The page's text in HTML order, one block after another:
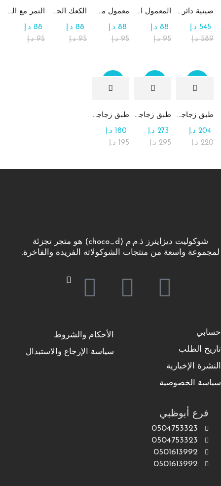
صينية دائرية كبيرة جداً من الشوكولاتة والرهش
589 د.إ
545 د.إ
المعمول التقليدي بالتمر
95 د.إ
88 د.إ
معمول من القمح الكامل بدون سكر
95 د.إ
88 د.إ
الكعك الحساوي بالتمر
95 د.إ
88 د.إ
التمر مع الطحينة (التمريه)
95 د.إ
88 د.إ
طبق زجاجي مربع يحتوي على تشكيلة من الشوكولاتة
220 د.إ
204 د.إ
طبق زجاجي دائري للحلوى مع الشوكولاتة
295 د.إ
273 د.إ
طبق زجاجي مربع يحتوي على الرهش
195 د.إ
180 د.إ
شوكوليت ديزاينرز ذ.م.م (choco_d) هو متجر تجزئة
لمجموعة واسعة من منتجات الشوكولاتة الفريدة والفاخرة.
حسابي
تاريخ الطلب
النشرة الإخبارية
سياسة الخصوصية
الأحكام والشروط
سياسة الإرجاع والاستبدال
فرع أبوظبي
0504753323
0504753323
0501613992
0501613992